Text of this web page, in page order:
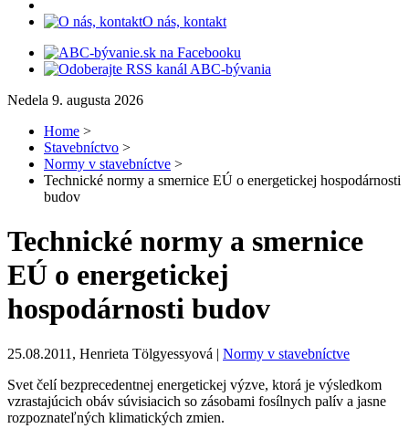
O nás, kontakt
Nedela 9. augusta 2026
Home >
Stavebníctvo >
Normy v stavebníctve >
Technické normy a smernice EÚ o energetickej hospodárnosti
budov
Technické normy a smernice
EÚ o energetickej
hospodárnosti budov
25.08.2011, Henrieta Tölgyessyová | Normy v stavebníctve
Svet čelí bezprecedentnej energetickej výzve, ktorá je výsledkom
vzrastajúcich obáv súvisiacich so zásobami fosílnych palív a jasne
rozpoznateľných klimatických zmien.